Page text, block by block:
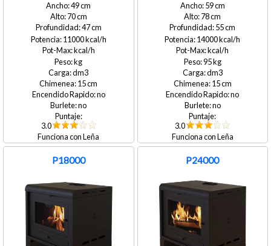
49
70
47
11000
15
no
no
3.0
Leña
59
78
55
14000
95
15
no
no
3.0
Leña
P18000 P24000